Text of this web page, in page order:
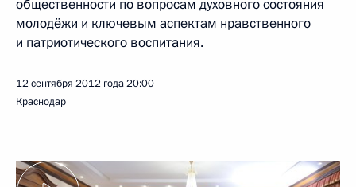
общественности по вопросам духовного состояния
молодёжи и ключевым аспектам нравственного
и патриотического воспитания.
12 сентября 2012 года20:00
Краснодар